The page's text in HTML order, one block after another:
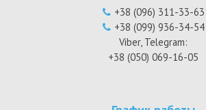
+38 (096) 311-33-63
+38 (099) 936-34-54
Viber, Telegram:
+38 (050) 069-16-05